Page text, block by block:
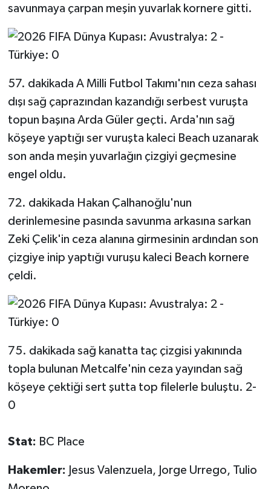
savunmaya çarpan meşin yuvarlak kornere gitti.
57. dakikada A Milli Futbol Takımı'nın ceza sahası
dışı sağ çaprazından kazandığı serbest vuruşta
topun başına Arda Güler geçti. Arda'nın sağ
köşeye yaptığı ser vuruşta kaleci Beach uzanarak
son anda meşin yuvarlağın çizgiyi geçmesine
engel oldu.
72. dakikada Hakan Çalhanoğlu'nun
derinlemesine pasında savunma arkasına sarkan
Zeki Çelik'in ceza alanına girmesinin ardından son
çizgiye inip yaptığı vuruşu kaleci Beach kornere
çeldi.
75. dakikada sağ kanatta taç çizgisi yakınında
topla bulunan Metcalfe'nin ceza yayından sağ
köşeye çektiği sert şutta top filelerle buluştu. 2-
0
Stat: BC Place
Hakemler: Jesus Valenzuela, Jorge Urrego, Tulio